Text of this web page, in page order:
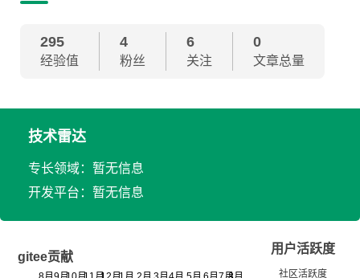
295
经验值
4
粉丝
6
关注
0
文章总量
技术雷达
专长领域：暂无信息
开发平台：暂无信息
gitee贡献
用户活跃度